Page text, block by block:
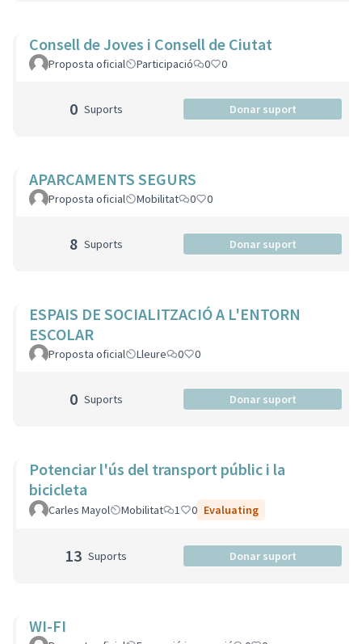
Consell de Joves i Consell de Ciutat
Proposta oficial Participació 0 0
0 Suports Donar suport
APARCAMENTS SEGURS
Proposta oficial Mobilitat 0 0
8 Suports Donar suport
ESPAIS DE SOCIALITZACIÓ A L'ENTORN
ESCOLAR
Proposta oficial Lleure 0 0
0 Suports Donar suport
Potenciar l'ús del transport públic i la
bicicleta
Carles Mayol Mobilitat 1 0 Evaluating
13 Suports Donar suport
WI-FI